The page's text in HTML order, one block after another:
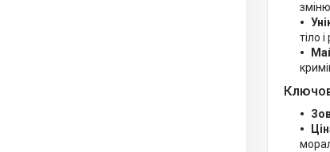
тіло